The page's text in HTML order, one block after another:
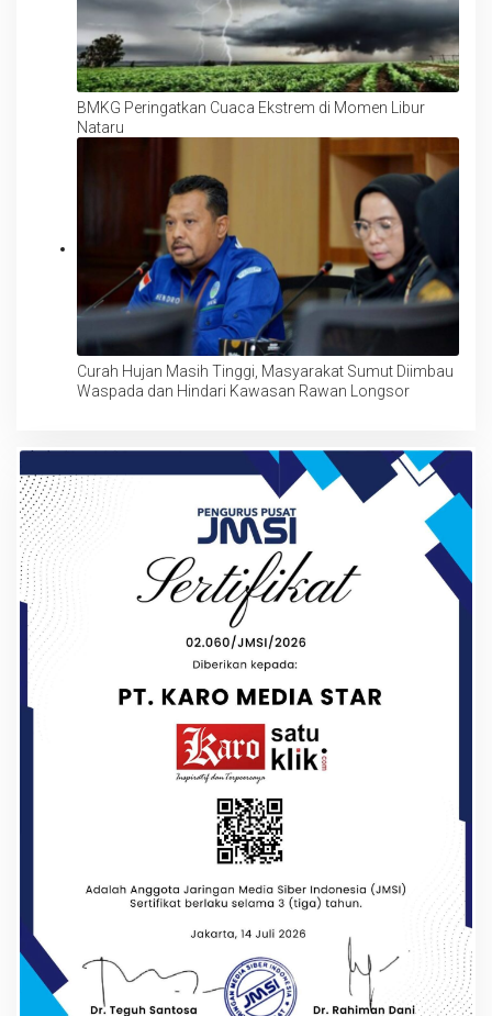
BMKG Peringatkan Cuaca Ekstrem di Momen Libur
Nataru
Curah Hujan Masih Tinggi, Masyarakat Sumut Diimbau
Waspada dan Hindari Kawasan Rawan Longsor